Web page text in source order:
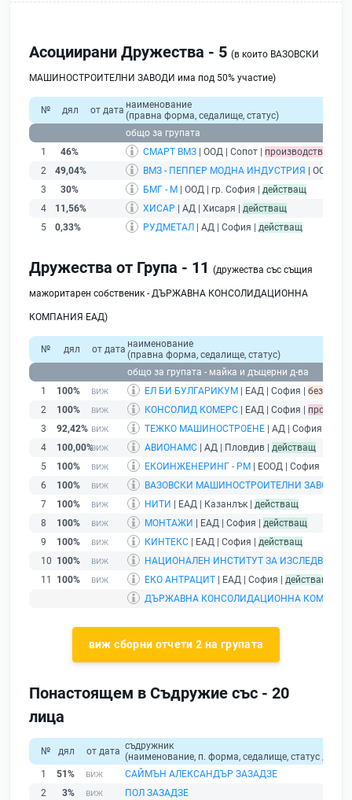
Асоциирани Дружества - 5 (в които ВАЗОВСКИ
МАШИНОСТРОИТЕЛНИ ЗАВОДИ има под 50% участие)
№ дял от дата наименование
(правна форма, седалище, статус)
общо за групата
1
46% СМАРТ ВМЗ | ООД | Сопот | производство по
2
49,04% ВМЗ - ПЕППЕР МОДНА ИНДУСТРИЯ
| ООД |
3
30% БМГ - М | ООД | гр. София | действащ
4
11,56% ХИСАР | АД | Хисаря | действащ
5
0,33% РУДМЕТАЛ | АД | София | действащ
Дружества от Група - 11 (дружества със същия
мажоритарен собственик - ДЪРЖАВНА КОНСОЛИДАЦИОННА
КОМПАНИЯ ЕАД)
№ дял от дата наименование
(правна форма, седалище, статус)
общо за групата - майка и дъщерни д-ва
1
100% ЕЛ БИ БУЛГАРИКУМ | ЕАД | София | без
2
100% КОНСОЛИД КОМЕРС | ЕАД | София |
3
92,42% ТЕЖКО МАШИНОСТРОЕНЕ | АД | София |
4
100,00% АВИОНАМС | АД | Пловдив | действащ
5
100% ЕКОИНЖЕНЕРИНГ - РМ | ЕООД | София |
6
100% ВАЗОВСКИ МАШИНОСТРОИТЕЛНИ ЗАВОДИ
7
100% НИТИ | ЕАД | Казанлък | действащ
8
100% МОНТАЖИ | ЕАД | София | действащ
9
100% КИНТЕКС | ЕАД | София | действащ
10 100%
НАЦИОНАЛЕН ИНСТИТУТ ЗА
11
100% ЕКО АНТРАЦИТ | ЕАД | София | действащ
ДЪРЖАВНА КОНСОЛИДАЦИОННА
виж сборни отчети 2 на групата
Понастоящем в Съдружие със - 20
лица
№ дял от дата съдружник
(наименование, п. форма, седалище, статус /
1
51%
САЙМЪН АЛЕКСАНДЪР ЗАЗАДЗЕ
2
3%
ПОЛ ЗАЗАДЗЕ